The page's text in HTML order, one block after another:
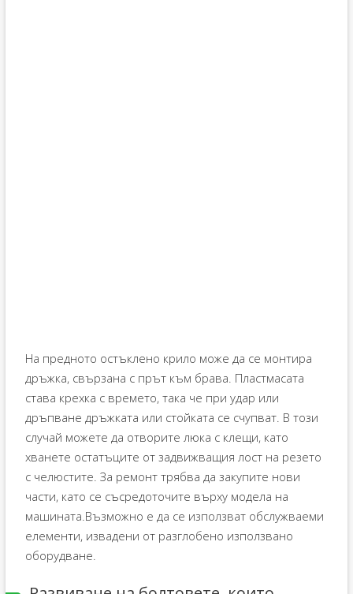
На предното остъклено крило може да се монтира
дръжка, свързана с прът към брава. Пластмасата
става крехка с времето, така че при удар или
дръпване дръжката или стойката се счупват. В този
случай можете да отворите люка с клещи, като
хванете остатъците от задвижващия лост на резето
с челюстите. За ремонт трябва да закупите нови
части, като се съсредоточите върху модела на
машината.Възможно е да се използват обслужваеми
елементи, извадени от разглобено използвано
оборудване.